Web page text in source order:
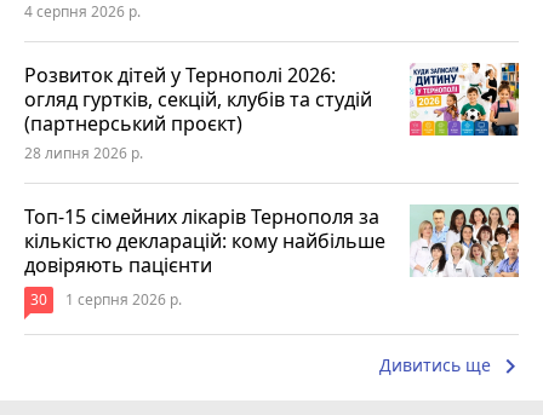
4 серпня 2026 р.
Розвиток дітей у Тернополі 2026:
огляд гуртків, секцій, клубів та студій
(партнерський проєкт)
28 липня 2026 р.
Топ-15 сімейних лікарів Тернополя за
кількістю декларацій: кому найбільше
довіряють пацієнти
30 1 серпня 2026 р.
Дивитись ще keyboard_arrow_right